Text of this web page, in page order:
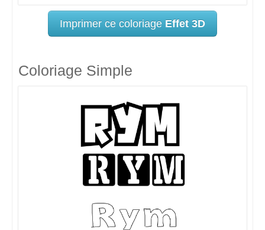
Imprimer ce coloriage Effet 3D
Coloriage Simple